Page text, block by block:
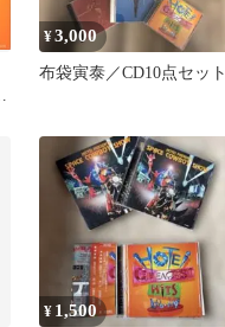
¥3,000
布袋寅泰／CD10点セット
¥ 1,500